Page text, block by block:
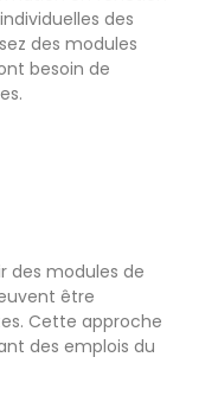
des
des modules
besoin de
des modules de
être
Cette approche
des emplois du